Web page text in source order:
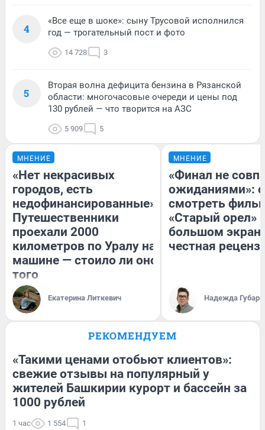
4
«Все еще в шоке»: сыну Трусовой исполнился
год — трогательный пост и фото
14 728 3
5
Вторая волна дефицита бензина в Рязанской
области: многочасовые очереди и цены под
130 рублей — что творится на АЗС
5 909 5
МНЕНИЕ
«Нет некрасивых
городов, есть
недофинансированные».
Путешественники
проехали 2000
километров по Уралу на
машине — стоило ли оно
того
Екатерина Литкевич
МНЕНИЕ
«Финал не
ожиданиями»:
смотреть
«Старый орел»
большом
честная
Надежда Губарь
РЕКОМЕНДУЕМ
«Такими ценами отобьют клиентов»:
свежие отзывы на популярный у
жителей Башкирии курорт и бассейн за
1000 рублей
1 час 1 554 1